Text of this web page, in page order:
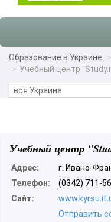
Образование в Украине
Учебный центр
Учебный центр
Адрес:
г. Ивано-
Телефон:
(0342) 711-
Сайт:
Отправить